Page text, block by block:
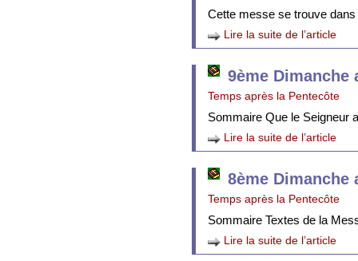
Cette messe se trouve
Lire la suite de l’article
9ème Dimanche
Temps après la Pentecôte
Sommaire Que le Seigneur
Lire la suite de l’article
8ème Dimanche
Temps après la Pentecôte
Sommaire Textes de la
Lire la suite de l’article